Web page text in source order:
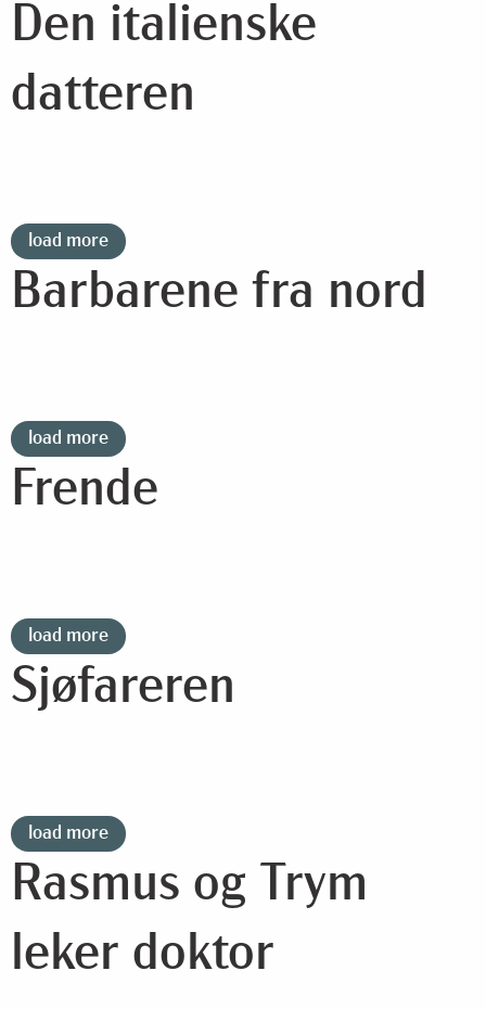
Den italienske
datteren
load more
Barbarene fra nord
load more
Frende
load more
Sjøfareren
load more
Rasmus og Trym
leker doktor